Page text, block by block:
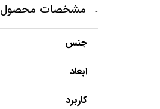
مشخصات محصول
جنس
ابعاد
کاربرد